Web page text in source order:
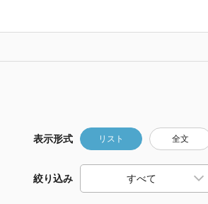
表示形式 リスト 全文
絞り込み